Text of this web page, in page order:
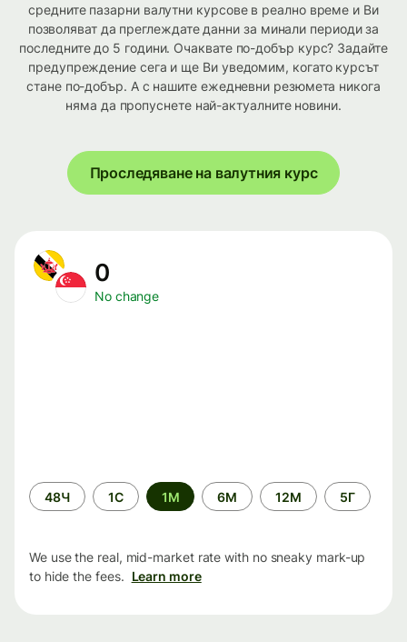
средните пазарни валутни курсове в реално време и Ви
позволяват да преглеждате данни за минали периоди за
последните до 5 години. Очаквате по-добър курс? Задайте
предупреждение сега и ще Ви уведомим, когато курсът
стане по-добър. А с нашите ежедневни резюмета никога
няма да пропуснете най-актуалните новини.
Проследяване на валутния курс
0
No change
Time
period
48Ч 1С 1М 6М 12М 5Г
We use the real, mid-market rate with no sneaky mark-up
to hide the fees. Learn more